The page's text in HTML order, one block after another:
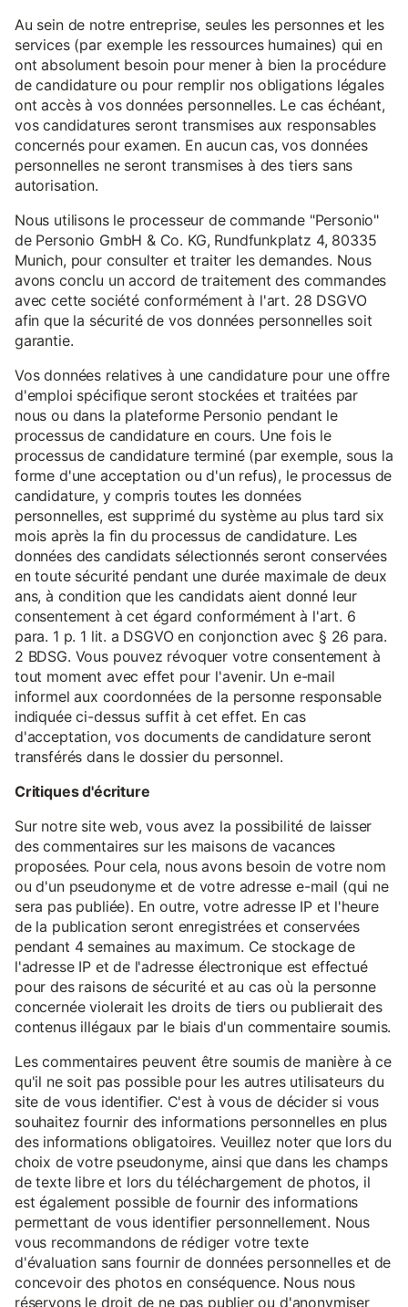
Au sein de notre entreprise, seules les personnes et les
services (par exemple les ressources humaines) qui en
ont absolument besoin pour mener à bien la procédure
de candidature ou pour remplir nos obligations légales
ont accès à vos données personnelles. Le cas échéant,
vos candidatures seront transmises aux responsables
concernés pour examen. En aucun cas, vos données
personnelles ne seront transmises à des tiers sans
autorisation.
Nous utilisons le processeur de commande "Personio"
de Personio GmbH & Co. KG, Rundfunkplatz 4, 80335
Munich, pour consulter et traiter les demandes. Nous
avons conclu un accord de traitement des commandes
avec cette société conformément à l'art. 28 DSGVO
afin que la sécurité de vos données personnelles soit
garantie.
Vos données relatives à une candidature pour une offre
d'emploi spécifique seront stockées et traitées par
nous ou dans la plateforme Personio pendant le
processus de candidature en cours. Une fois le
processus de candidature terminé (par exemple, sous la
forme d'une acceptation ou d'un refus), le processus de
candidature, y compris toutes les données
personnelles, est supprimé du système au plus tard six
mois après la fin du processus de candidature. Les
données des candidats sélectionnés seront conservées
en toute sécurité pendant une durée maximale de deux
ans, à condition que les candidats aient donné leur
consentement à cet égard conformément à l'art. 6
para. 1 p. 1 lit. a DSGVO en conjonction avec § 26 para.
2 BDSG. Vous pouvez révoquer votre consentement à
tout moment avec effet pour l'avenir. Un e-mail
informel aux coordonnées de la personne responsable
indiquée ci-dessus suffit à cet effet. En cas
d'acceptation, vos documents de candidature seront
transférés dans le dossier du personnel.
Critiques d'écriture
Sur notre site web, vous avez la possibilité de laisser
des commentaires sur les maisons de vacances
proposées. Pour cela, nous avons besoin de votre nom
ou d'un pseudonyme et de votre adresse e-mail (qui ne
sera pas publiée). En outre, votre adresse IP et l'heure
de la publication seront enregistrées et conservées
pendant 4 semaines au maximum. Ce stockage de
l'adresse IP et de l'adresse électronique est effectué
pour des raisons de sécurité et au cas où la personne
concernée violerait les droits de tiers ou publierait des
contenus illégaux par le biais d'un commentaire soumis.
Les commentaires peuvent être soumis de manière à ce
qu'il ne soit pas possible pour les autres utilisateurs du
site de vous identifier. C'est à vous de décider si vous
souhaitez fournir des informations personnelles en plus
des informations obligatoires. Veuillez noter que lors du
choix de votre pseudonyme, ainsi que dans les champs
de texte libre et lors du téléchargement de photos, il
est également possible de fournir des informations
permettant de vous identifier personnellement. Nous
vous recommandons de rédiger votre texte
d'évaluation sans fournir de données personnelles et de
concevoir des photos en conséquence. Nous nous
réservons le droit de ne pas publier ou d'anonymiser